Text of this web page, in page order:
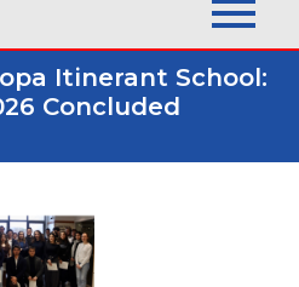
Itinerant School:
Concluded